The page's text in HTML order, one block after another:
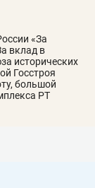
«За
вклад в
исторических
Госстроя
большой
РТ